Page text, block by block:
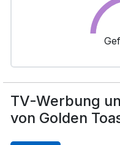
TV-Werbung
von Golden